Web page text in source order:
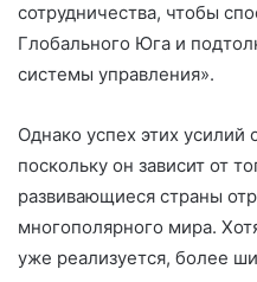
сотрудничества, чтобы
Глобального Юга и
системы управления».
Однако успех этих
поскольку он зависит от
развивающиеся страны
многополярного мира.
уже реализуется, более